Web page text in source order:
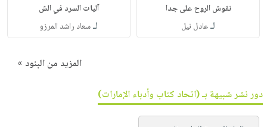
نقوش الروح على جدا
لـعادل نيل
آليات السرد في الش
لـسعاد راشد المرزو
المزيد من البنود »
دور نشر شبيهة بـ (اتحاد كتاب وأدباء الإمارات)